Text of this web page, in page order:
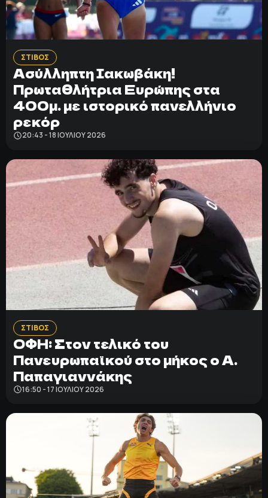
ΠΟΛΙΤΙΚΗ ΑΠΟΡΡΗΤΟΥ
ΣΤΙΒΟΣ
Ασύλληπτη Ιακωβάκη!
Πρωταθλήτρια Ευρώπης στα
400μ. με ιστορικό πανελλήνιο
ρεκόρ
20:43 - 18 ΙΟΥΛΊΟΥ 2026
ΣΤΙΒΟΣ
ΟΦΗ: Στον τελικό του
Πανευρωπαϊκού στο μήκος ο Α.
Παπαγιαννάκης
16:50 - 17 ΙΟΥΛΊΟΥ 2026